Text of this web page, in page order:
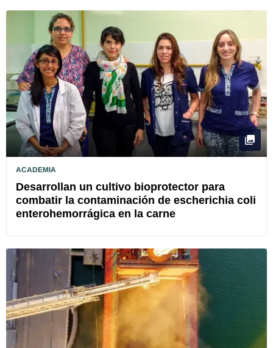
ACADEMIA
Desarrollan un cultivo bioprotector para
combatir la contaminación de escherichia coli
enterohemorrágica en la carne